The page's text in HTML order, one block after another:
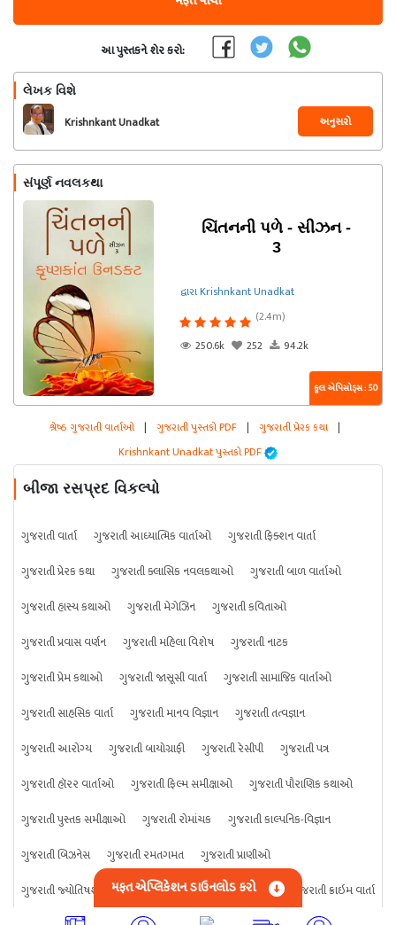
આ પુસ્તકને શેર કરો:
લેખક વિશે
Krishnkant Unadkat અનુસરો
સંપૂર્ણ નવલકથા
ચિંતનની પળે - સીઝન -
3
દ્વારા Krishnkant Unadkat
(2.4m)
250.6k
252 94.2k
કુલ એપિસોડ્સ : 50
શ્રેષ્ઠ ગુજરાતી વાર્તાઓ | ગુજરાતી પુસ્તકો PDF | ગુજરાતી પ્રેરક કથા |
Krishnkant Unadkat પુસ્તકો PDF
બીજા રસપ્રદ વિકલ્પો
ગુજરાતી વાર્તા ગુજરાતી આધ્યાત્મિક વાર્તાઓ
ગુજરાતી ફિક્શન વાર્તા
ગુજરાતી પ્રેરક કથા
ગુજરાતી ક્લાસિક નવલકથાઓ
ગુજરાતી બાળ વાર્તાઓ
ગુજરાતી હાસ્ય કથાઓ
ગુજરાતી મેગેઝિન
ગુજરાતી કવિતાઓ
ગુજરાતી પ્રવાસ વર્ણન
ગુજરાતી મહિલા વિશેષ
ગુજરાતી નાટક
ગુજરાતી પ્રેમ કથાઓ
ગુજરાતી જાસૂસી વાર્તા
ગુજરાતી સામાજિક વાર્તાઓ
ગુજરાતી સાહસિક વાર્તા
ગુજરાતી માનવ વિજ્ઞાન
ગુજરાતી તત્વજ્ઞાન
ગુજરાતી આરોગ્ય
ગુજરાતી બાયોગ્રાફી ગુજરાતી રેસીપી
ગુજરાતી પત્ર
ગુજરાતી હૉરર વાર્તાઓ
ગુજરાતી ફિલ્મ સમીક્ષાઓ
ગુજરાતી પૌરાણિક કથાઓ
ગુજરાતી પુસ્તક સમીક્ષાઓ
ગુજરાતી રોમાંચક
ગુજરાતી કાલ્પનિક-વિજ્ઞાન
ગુજરાતી બિઝનેસ
ગુજરાતી રમતગમત
ગુજરાતી પ્રાણીઓ
ગુજરાતી જ્યોતિષશાસ્ત્ર
ગુજરાતી વિજ્ઞાન ગુજરાતી કંઈપણ ગુજરાતી ક્રાઇમ વાર્તા
મફત એપ્લિકેશન ડાઉનલોડ કરો